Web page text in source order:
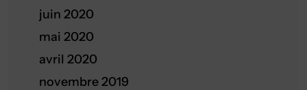
juin 2020
mai 2020
avril 2020
novembre 2019